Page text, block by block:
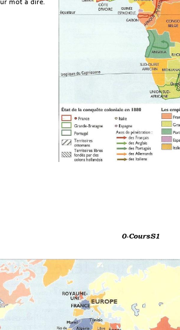
                                     0-CoursS1